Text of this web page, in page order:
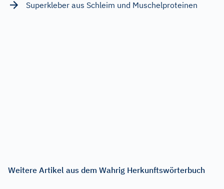
Superkleber aus Schleim und Muschelproteinen
Weitere Artikel aus dem Wahrig Herkunftswörterbuch